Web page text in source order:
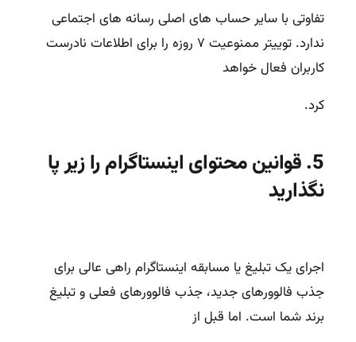
تفاوتی با سایر حساب های اصلی رسانه های اجتماعی
ندارد. توییتر ممنوعیت ۷ روزه را برای اطلاعات نادرست
کاربران فعال خواهد
کرد.
5. قوانین محتوای اینستاگرام را زیر پا
نگذارید
اجرای یک تبلیغ یا مسابقه اینستاگرام راهی عالی برای
جذب فالوورهای جدید، جذب فالوورهای فعلی و تبلیغ
برند شما است. اما قبل از